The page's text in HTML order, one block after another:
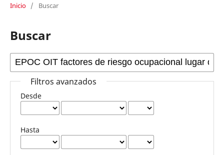
Inicio / Buscar
Buscar
Filtros avanzados
Desde
Hasta